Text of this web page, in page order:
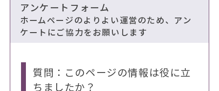
アンケートフォーム
ホームページのよりよい運営のため、アン
ケートにご協力をお願いします
質問：このページの情報は役に立
ちましたか？